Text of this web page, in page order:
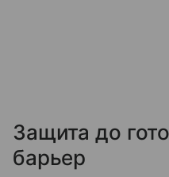
Защита до
барьер